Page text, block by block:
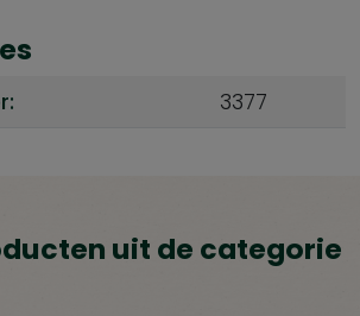
3377
uit de categorie